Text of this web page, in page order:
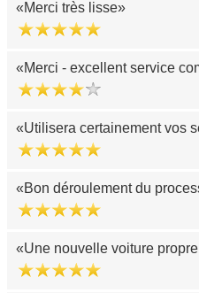
Merci très lisse
Merci - excellent service
Utilisera certainement vos
Bon déroulement du
Une nouvelle voiture